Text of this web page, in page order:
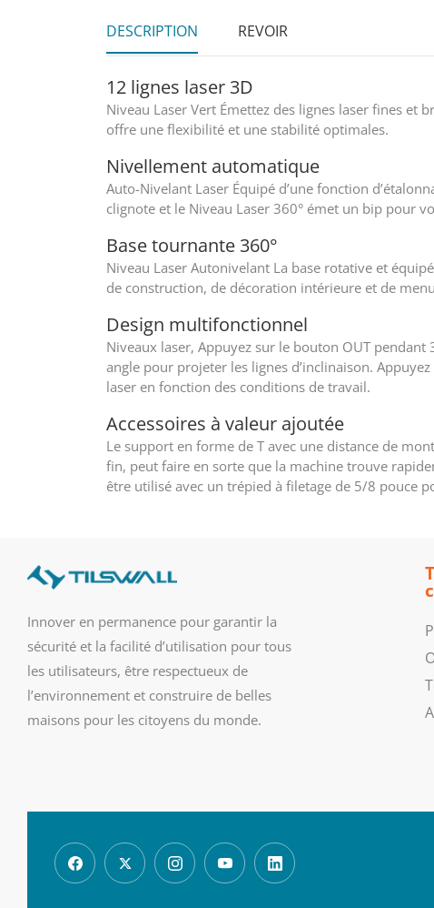
DESCRIPTION REVOIR
12 lignes laser 3D
Niveau Laser Vert Émettez des lignes laser fines et
offre une flexibilité et une stabilité optimales.
Nivellement automatique
Auto-Nivelant Laser Équipé d’une fonction
clignote et le Niveau Laser 360° émet un bip pour
Base tournante 360°
Niveau Laser Autonivelant La base rotative et
de construction, de décoration intérieure et de
Design multifonctionnel
Niveaux laser, Appuyez sur le bouton OUT
angle pour projeter les lignes d’inclinaison.
laser en fonction des conditions de travail.
Accessoires à valeur ajoutée
Le support en forme de T avec une distance de
fin, peut faire en sorte que la machine trouve
être utilisé avec un trépied à filetage de 5/8 pouce
Innover en permanence pour garantir la
sécurité et la facilité d’utilisation pour tous
les utilisateurs, être respectueux de
l’environnement et construire de belles
maisons pour les citoyens du monde.